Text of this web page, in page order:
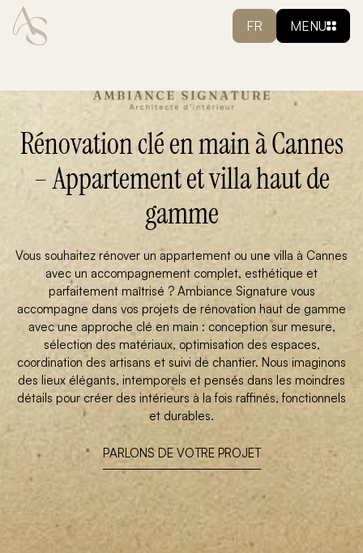
FR MENU
Rénovation clé en main à Cannes
– Appartement et villa haut de
gamme
Vous souhaitez rénover un appartement ou une villa à Cannes
avec un accompagnement complet, esthétique et
parfaitement maîtrisé ? Ambiance Signature vous
accompagne dans vos projets de rénovation haut de gamme
avec une approche clé en main : conception sur mesure,
sélection des matériaux, optimisation des espaces,
coordination des artisans et suivi de chantier. Nous imaginons
des lieux élégants, intemporels et pensés dans les moindres
détails pour créer des intérieurs à la fois raffinés, fonctionnels
et durables.
PARLONS DE VOTRE PROJET